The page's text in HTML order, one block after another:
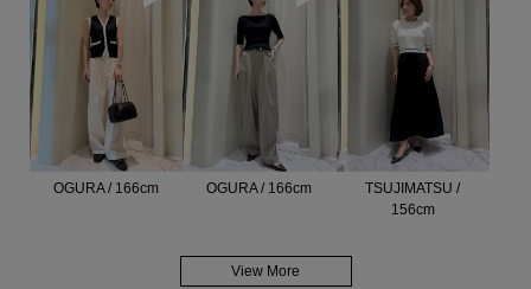
OGURA / 166cm OGURA / 166cm
TSUJIMATSU /
156cm
View More